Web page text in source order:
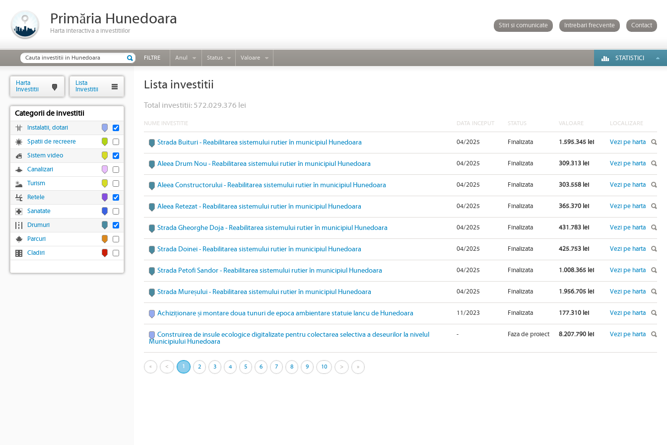
Primăria Hunedoara
Harta interactiva a investitiilor
Stiri si comunicate Intrebari frecvente Contact
FILTRE Anul Status Valoare STATISTICI
Lista investitii
Total investitii: 572.029.376 lei
NUME INVESTITIE DATA INCEPUT STATUS VALOARE LOCALIZARE
Strada Buituri - Reabilitarea sistemului rutier în municipiul Hunedoara 04/2025 Finalizata 1.595.345 lei Vezi pe harta
Aleea Drum Nou - Reabilitarea sistemului rutier în municipiul Hunedoara 04/2025 Finalizata 309.313 lei Vezi pe harta
Aleea Constructorului - Reabilitarea sistemului rutier în municipiul Hunedoara 04/2025 Finalizata 303.558 lei Vezi pe harta
Aleea Retezat - Reabilitarea sistemului rutier în municipiul Hunedoara 04/2025 Finalizata 365.370 lei Vezi pe harta
Strada Gheorghe Doja - Reabilitarea sistemului rutier în municipiul Hunedoara 04/2025 Finalizata 431.783 lei Vezi pe harta
Strada Doinei - Reabilitarea sistemului rutier în municipiul Hunedoara 04/2025 Finalizata 425.753 lei Vezi pe harta
Strada Petofi Sandor - Reabilitarea sistemului rutier în municipiul Hunedoara 04/2025 Finalizata 1.008.365 lei Vezi pe harta
Strada Mureșului - Reabilitarea sistemului rutier în municipiul Hunedoara 04/2025 Finalizata 1.956.705 lei Vezi pe harta
Achiziționare și montare doua tunuri de epoca ambientare statuie Iancu de Hunedoara 11/2023 Finalizata 177.310 lei Vezi pe harta
Construirea de insule ecologice digitalizate pentru colectarea selectiva a deseurilor la nivelul
Municipiului Hunedoara
- Faza de proiect 8.207.790 lei Vezi pe harta
« < 1 2 3 4 5 6 7 8 9 10 > »
Harta
Investitii
Lista
Investitii
Categorii de investitii
Instalatii, dotari
Spatii de recreere
Sistem video
Canalizari
Turism
Retele
Sanatate
Drumuri
Parcuri
Cladiri